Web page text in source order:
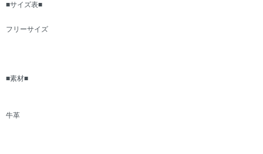
■サイズ表■
フリーサイズ
■素材■
牛革